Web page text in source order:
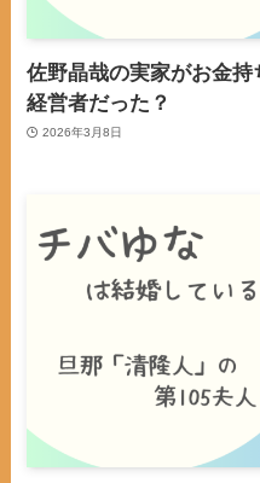
佐野晶哉の実家がお金
経営者だった？
2026年3月8日